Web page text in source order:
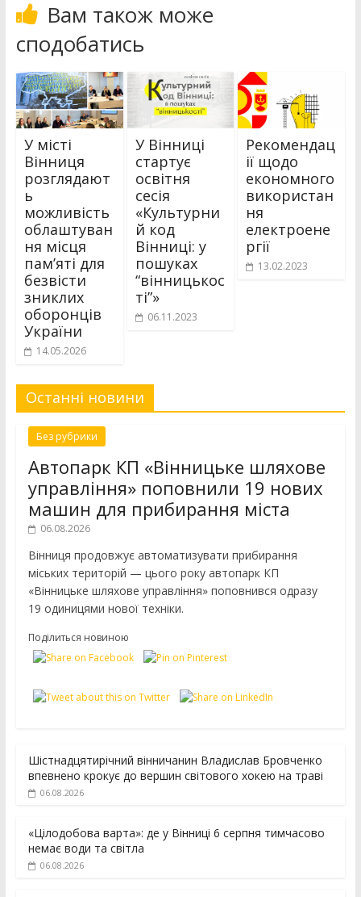
Вам також може
сподобатись
У місті
Вінниця
розглядают
ь
можливість
облаштуван
ня місця
пам’яті для
безвісти
зниклих
оборонців
України
14.05.2026
У Вінниці
стартує
освітня
сесія
«Культурни
й код
Вінниці: у
пошуках
“вінницькос
ті”»
06.11.2023
Рекомендац
ії щодо
економного
використан
ня
електроене
ргії
13.02.2023
Останні новини
Без рубрики
Автопарк КП «Вінницьке шляхове
управління» поповнили 19 нових
машин для прибирання міста
06.08.2026
Вінниця продовжує автоматизувати прибирання
міських територій — цього року автопарк КП
«Вінницьке шляхове управління» поповнився одразу
19 одиницями нової техніки.
Поділиться новиною
Шістнадцятирічний вінничанин Владислав Бровченко
впевнено крокує до вершин світового хокею на траві
06.08.2026
«Цілодобова варта»: де у Вінниці 6 серпня тимчасово
немає води та світла
06.08.2026